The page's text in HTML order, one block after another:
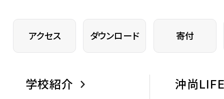
アクセス ダウンロード 寄付
学校紹介 沖尚